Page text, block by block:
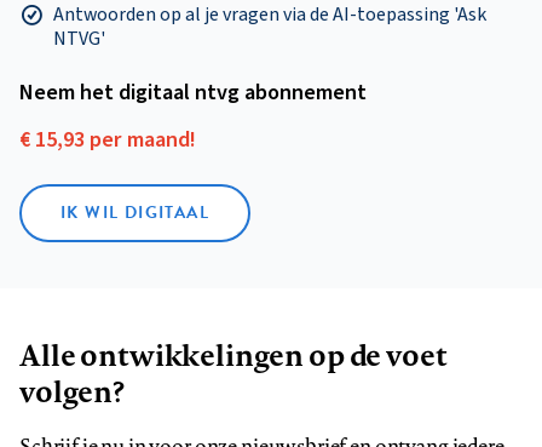
Antwoorden op al je vragen via de AI-toepassing 'Ask
NTVG'
Neem het digitaal ntvg abonnement
€ 15,93 per maand!
IK WIL DIGITAAL
Alle ontwikkelingen op de voet
volgen?